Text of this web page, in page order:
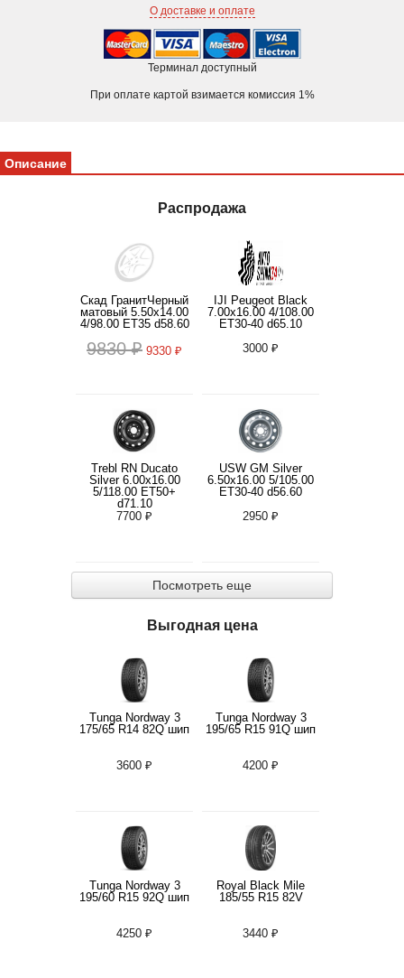
О доставке и оплате
Терминал доступный
При оплате картой взимается комиссия 1%
Описание
Распродажа
Скад ГранитЧерный
матовый 5.50x14.00
4/98.00 ET35 d58.60
9830 ₽ 9330 ₽
IJI Peugeot Black
7.00x16.00 4/108.00
ET30-40 d65.10
3000 ₽
Trebl RN Ducato
Silver 6.00x16.00
5/118.00 ET50+
d71.10
7700 ₽
USW GM Silver
6.50x16.00 5/105.00
ET30-40 d56.60
2950 ₽
Посмотреть еще
Выгодная цена
Tunga Nordway 3
175/65 R14 82Q шип
3600 ₽
Tunga Nordway 3
195/65 R15 91Q шип
4200 ₽
Tunga Nordway 3
195/60 R15 92Q шип
4250 ₽
Royal Black Mile
185/55 R15 82V
3440 ₽